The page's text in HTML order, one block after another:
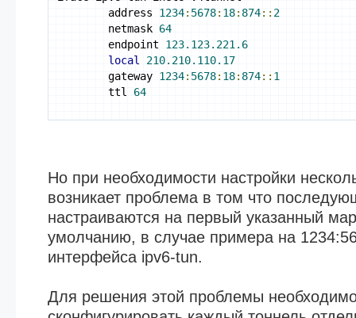
address 1234: 5678: 18: 874:: 2
netmask 64
endpoint 123.123.221.6
local
210.210.110.17
gateway 1234: 5678: 18: 874:: 1
ttl 64
Но при необходимости настройки
возникает проблема в том что
настраиваются на первый указанный
умолчанию, в случае примера на
интерфейса ipv6-tun.
Для решения этой проблемы